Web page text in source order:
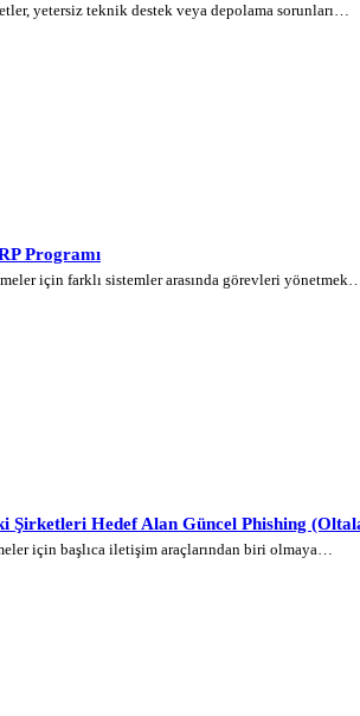
yetersiz teknik destek veya depolama sorunları…
Programı
için farklı sistemler arasında görevleri
Şirketleri Hedef Alan Güncel Phishing
için başlıca iletişim araçlarından biri olmaya…